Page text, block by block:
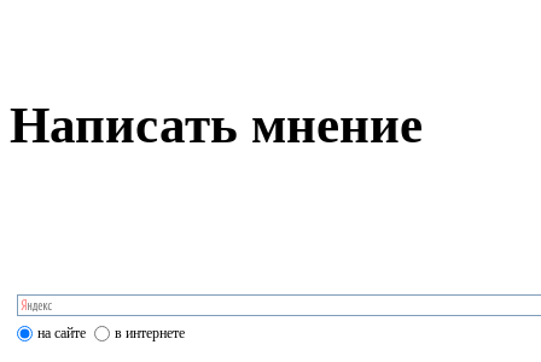
Написать мнение
на сайте в интернете